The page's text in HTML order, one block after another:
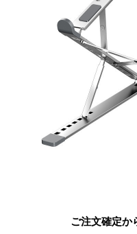
ご注文確定か